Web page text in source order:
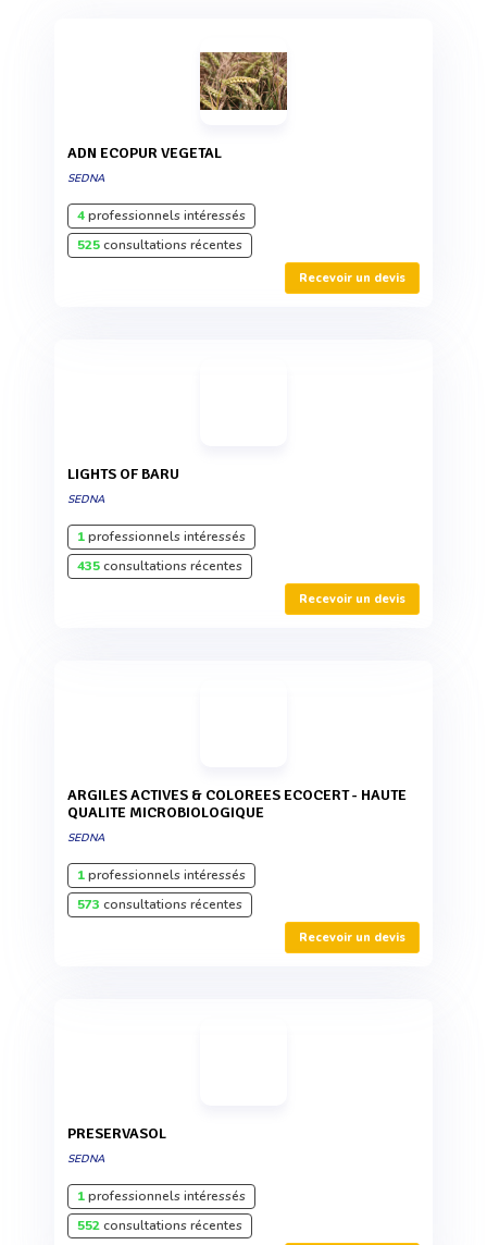
ADN ECOPUR VEGETAL
SEDNA
4professionnels intéressés
525consultations récentes
Recevoir un devis
LIGHTS OF BARU
SEDNA
1professionnels intéressés
435consultations récentes
Recevoir un devis
ARGILES ACTIVES & COLOREES ECOCERT - HAUTE
QUALITE MICROBIOLOGIQUE
SEDNA
1professionnels intéressés
573 consultations récentes
Recevoir un devis
PRESERVASOL
SEDNA
1professionnels intéressés
552consultations récentes